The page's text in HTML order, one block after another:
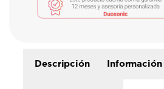
Descripción